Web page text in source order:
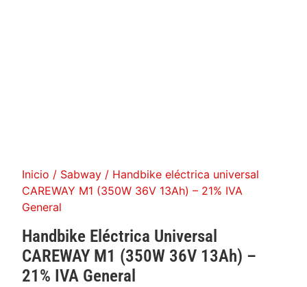
Inicio / Sabway / Handbike eléctrica universal
CAREWAY M1 (350W 36V 13Ah) – 21% IVA
General
Handbike Eléctrica Universal
CAREWAY M1 (350W 36V 13Ah) –
21% IVA General